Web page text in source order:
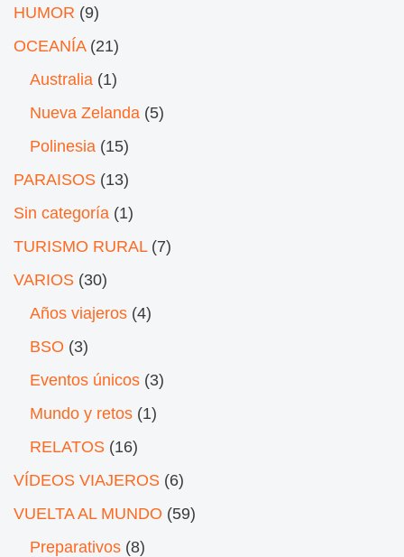
HUMOR (9)
OCEANÍA(21)
Australia (1)
Nueva Zelanda (5)
Polinesia (15)
PARAISOS (13)
Sin categoría (1)
TURISMO RURAL(7)
VARIOS (30)
Años viajeros (4)
BSO (3)
Eventos únicos (3)
Mundo y retos (1)
RELATOS (16)
VÍDEOS VIAJEROS (6)
VUELTA AL MUNDO (59)
Preparativos (8)